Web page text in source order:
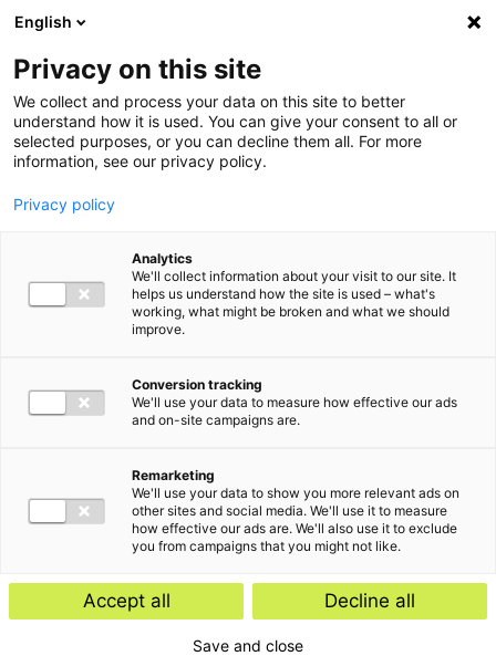
Ga direct naar de inhoud
English
Privacy on this site
We collect and process your data on this site to better
understand how it is used. You can give your consent to all or
selected purposes, or you can decline them all. For more
information, see our privacy policy.
Privacy policy
Analytics
We'll collect information about your visit to our site. It
helps us understand how the site is used – what's
working, what might be broken and what we should
improve.
Conversion tracking
We'll use your data to measure how effective our ads
and on-site campaigns are.
Remarketing
We'll use your data to show you more relevant ads on
other sites and social media. We'll use it to measure
how effective our ads are. We'll also use it to exclude
you from campaigns that you might not like.
Accept all Decline all
Save and close